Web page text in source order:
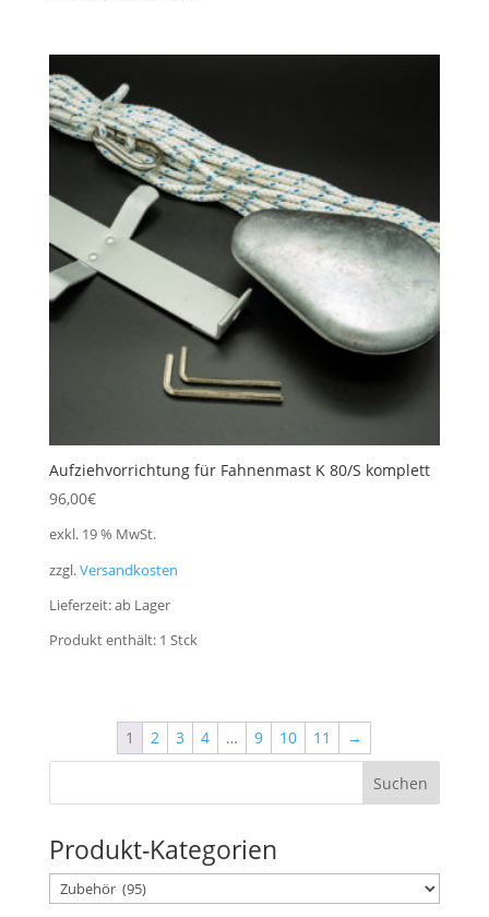
Aufziehvorrichtung für Fahnenmast K 80/S komplett
96,00€
exkl. 19 % MwSt.
zzgl.Versandkosten
Lieferzeit:ab Lager
Produkt enthält: 1 Stck
1 2 3 4 … 9 10 11 →
Produkt-Kategorien